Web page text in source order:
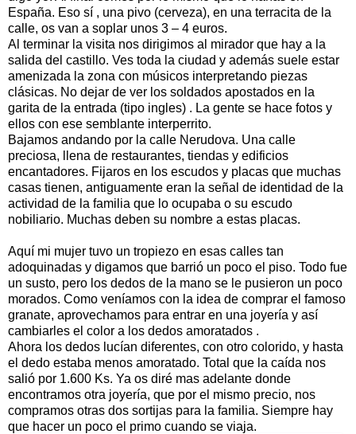
España. Eso sí , una pivo (cerveza), en una terracita de la
calle, os van a soplar unos 3 – 4 euros.
Al terminar la visita nos dirigimos al mirador que hay a la
salida del castillo. Ves toda la ciudad y además suele estar
amenizada la zona con músicos interpretando piezas
clásicas. No dejar de ver los soldados apostados en la
garita de la entrada (tipo ingles) . La gente se hace fotos y
ellos con ese semblante interperrito.
Bajamos andando por la calle Nerudova. Una calle
preciosa, llena de restaurantes, tiendas y edificios
encantadores. Fijaros en los escudos y placas que muchas
casas tienen, antiguamente eran la señal de identidad de la
actividad de la familia que lo ocupaba o su escudo
nobiliario. Muchas deben su nombre a estas placas.
Aquí mi mujer tuvo un tropiezo en esas calles tan
adoquinadas y digamos que barrió un poco el piso. Todo fue
un susto, pero los dedos de la mano se le pusieron un poco
morados. Como veníamos con la idea de comprar el famoso
granate, aprovechamos para entrar en una joyería y así
cambiarles el color a los dedos amoratados .
Ahora los dedos lucían diferentes, con otro colorido, y hasta
el dedo estaba menos amoratado. Total que la caída nos
salió por 1.600 Ks. Ya os diré mas adelante donde
encontramos otra joyería, que por el mismo precio, nos
compramos otras dos sortijas para la familia. Siempre hay
que hacer un poco el primo cuando se viaja.